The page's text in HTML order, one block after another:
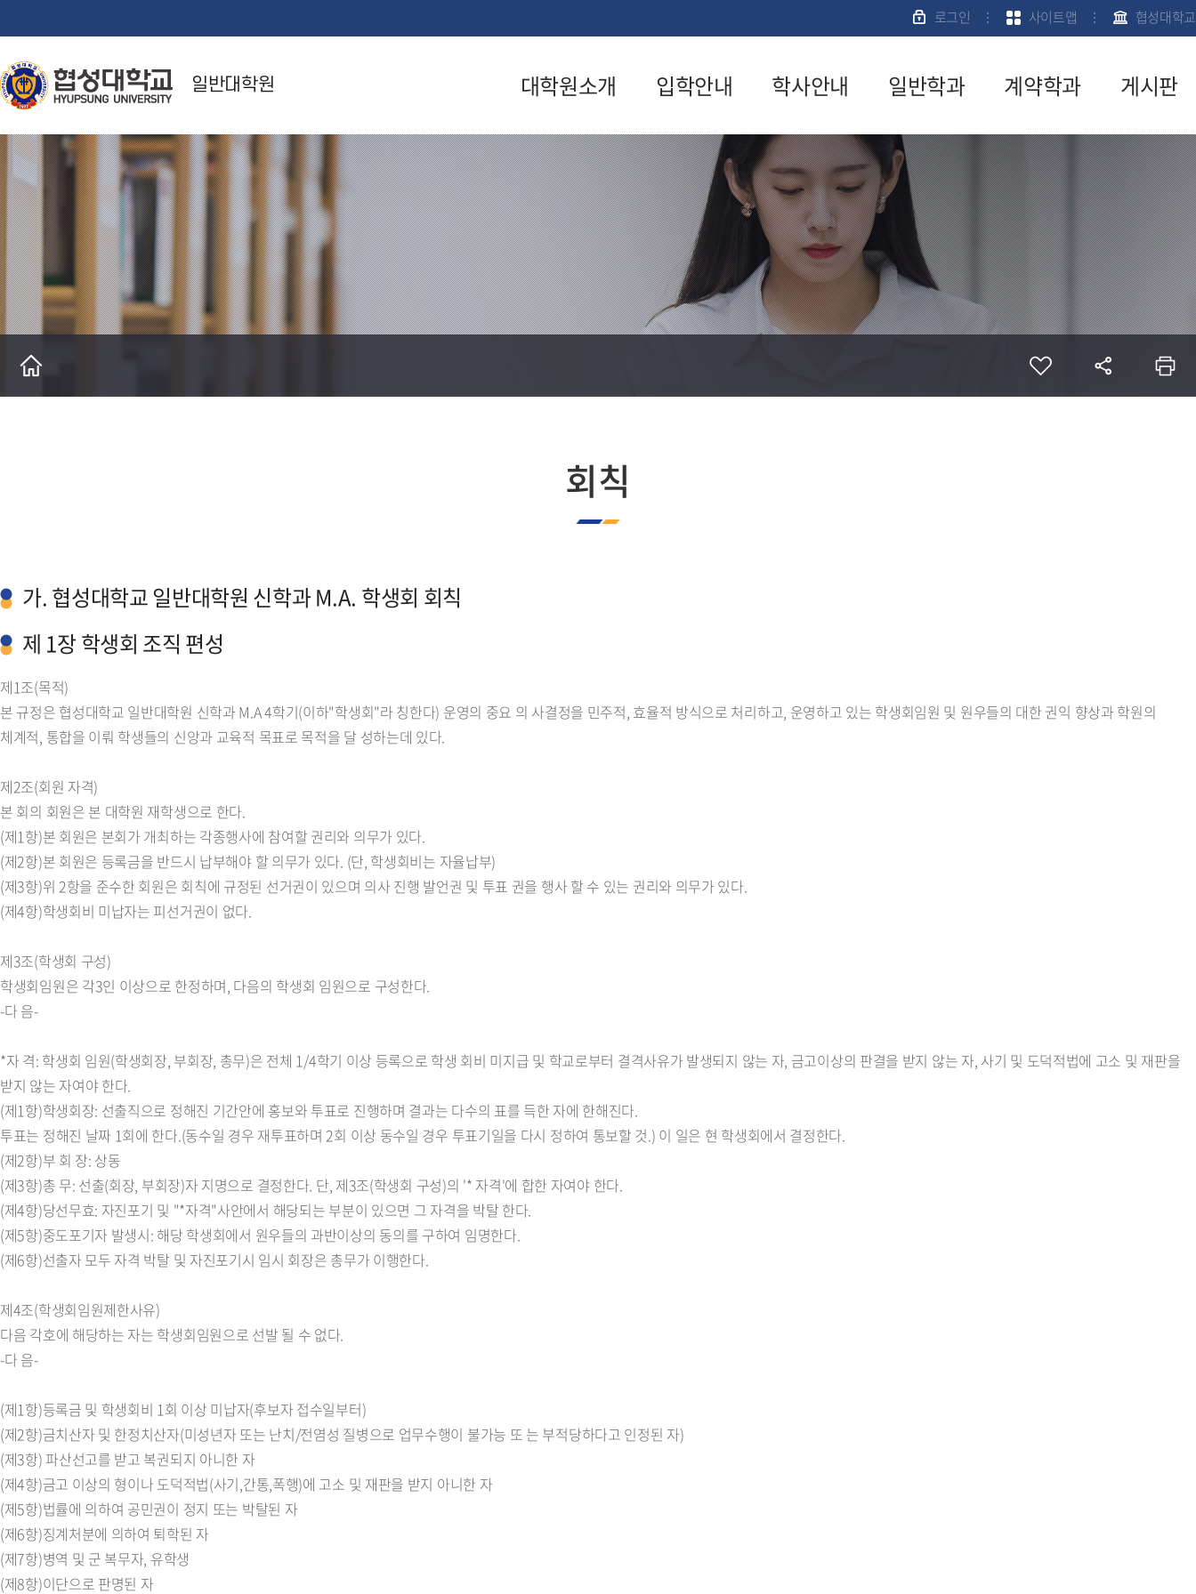
로그인 사이트맵 협성대학교
일반대학원 대학원소개
대학원장인사말
교육목적
연혁
요람
학칙·시행세칙
교학팀
찾아오시는길
입학안내
일반학과입
학안내
계약학과입
학안내
산업안전보
건학과입학
안내
학사안내
교육과정
학사일정
수강신청
논문안내
자격시험안
내
생활관안내
일반학과
신학과
사회복지학
경영학과
계약학과
입학안내
전공소개
계약학과게
시판
계약학과FA
Q
세액공제 및
게시판
공지사항
서식자료
실
질문게시
판
회칙
가. 협성대학교 일반대학원 신학과 M.A. 학생회 회칙
제 1장 학생회 조직 편성
제1조(목적)
본 규정은 협성대학교 일반대학원 신학과 M.A 4학기(이하"학생회"라 칭한다) 운영의 중요 의 사결정을 민주적, 효율적 방식으로 처리하고, 운영하고 있는 학생회임원 및 원우들의 대한 권익 향상과 학원의
체계적, 통합을 이뤄 학생들의 신앙과 교육적 목표로 목적을 달 성하는데 있다.
제2조(회원 자격)
본 회의 회원은 본 대학원 재학생으로 한다.
(제1항)본 회원은 본회가 개최하는 각종행사에 참여할 권리와 의무가 있다.
(제2항)본 회원은 등록금을 반드시 납부해야 할 의무가 있다. (단, 학생회비는 자율납부)
(제3항)위 2항을 준수한 회원은 회칙에 규정된 선거권이 있으며 의사 진행 발언권 및 투표 권을 행사 할 수 있는 권리와 의무가 있다.
(제4항)학생회비 미납자는 피선거권이 없다.
제3조(학생회 구성)
학생회임원은 각3인 이상으로 한정하며, 다음의 학생회 임원으로 구성한다.
-다 음-
*자 격: 학생회 임원(학생회장, 부회장, 총무)은 전체 1/4학기 이상 등록으로 학생 회비 미지급 및 학교로부터 결격사유가 발생되지 않는 자, 금고이상의 판결을 받지 않는 자, 사기 및 도덕적법에 고소 및 재판을
받지 않는 자여야 한다.
(제1항)학생회장: 선출직으로 정해진 기간안에 홍보와 투표로 진행하며 결과는 다수의 표를 득한 자에 한해진다.
투표는 정해진 날짜 1회에 한다.(동수일 경우 재투표하며 2회 이상 동수일 경우 투표기일을 다시 정하여 통보할 것.) 이 일은 현 학생회에서 결정한다.
(제2항)부 회 장: 상동
(제3항)총 무: 선출(회장, 부회장)자 지명으로 결정한다. 단, 제3조(학생회 구성)의 '* 자격'에 합한 자여야 한다.
(제4항)당선무효: 자진포기 및 "*자격"사안에서 해당되는 부분이 있으면 그 자격을 박탈 한다.
(제5항)중도포기자 발생시: 해당 학생회에서 원우들의 과반이상의 동의를 구하여 임명한다.
(제6항)선출자 모두 자격 박탈 및 자진포기시 임시 회장은 총무가 이행한다.
제4조(학생회임원제한사유)
다음 각호에 해당하는 자는 학생회임원으로 선발 될 수 없다.
-다 음-
(제1항)등록금 및 학생회비 1회 이상 미납자(후보자 접수일부터)
(제2항)금치산자 및 한정치산자(미성년자 또는 난치/전염성 질병으로 업무수행이 불가능 또 는 부적당하다고 인정된 자)
(제3항) 파산선고를 받고 복권되지 아니한 자
(제4항)금고 이상의 형이나 도덕적법(사기,간통,폭행)에 고소 및 재판을 받지 아니한 자
(제5항)법률에 의하여 공민권이 정지 또는 박탈된 자
(제6항)징계처분에 의하여 퇴학된 자
(제7항)병역 및 군 복무자, 유학생
(제8항)이단으로 판명된 자